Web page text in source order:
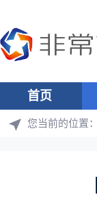
首页
您当前的位置：